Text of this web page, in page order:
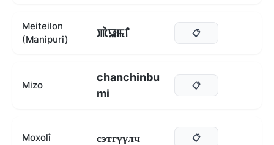
Meiteilon
(Manipuri)
ꯄꯥꯎꯃꯤ 📋
Mizo
chanchinbu
mi
📋
Moxolî сэтгүүлч 📋